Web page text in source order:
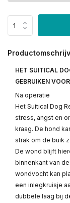
HET SUITICAL
GEBRUIKEN
Na operatie
Het Suitical Dog
stress, angst en
kraag. De hond
strak om de buik
De wond blijft
binnenkant van
wondvocht kan
een inlegkruisje
dubbele laag bij